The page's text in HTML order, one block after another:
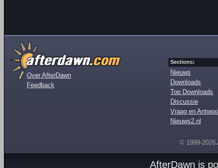
Over AfterDawn
Feedback
Sections:
Nieuws
Downloads
Top Downloads
Discussie
Vraag en
Nieuws2.nl
© 1999-2026
AfterDawn is